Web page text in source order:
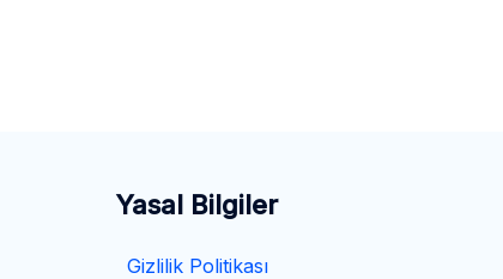
Yasal Bilgiler
Gizlilik Politikası